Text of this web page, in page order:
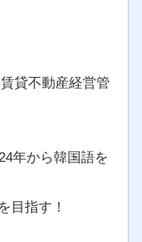
貸不動産経営管
年から韓国語を
目指す！